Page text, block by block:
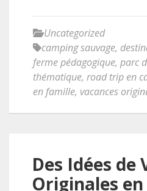
Uncategorized
camping sauvage,
ferme pédagogique, parc
thématique, road trip en
en famille, vacances
Des Idées de
Originales